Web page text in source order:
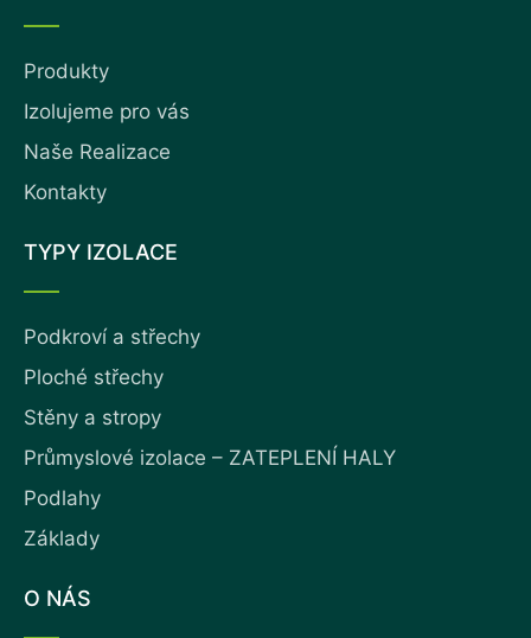
Produkty
Izolujeme pro vás
Naše Realizace
Kontakty
TYPY IZOLACE
Podkroví a střechy
Ploché střechy
Stěny a stropy
Průmyslové izolace – ZATEPLENÍ HALY
Podlahy
Základy
O NÁS